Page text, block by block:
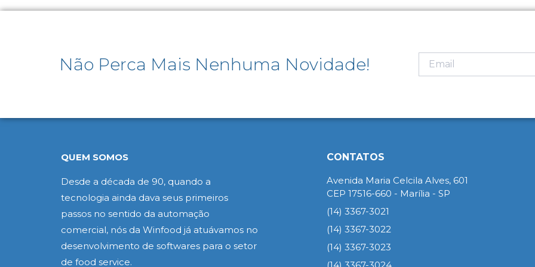
Não Perca Mais Nenhuma Novidade!
QUEM SOMOS
Desde a década de 90, quando a
tecnologia ainda dava seus primeiros
passos no sentido da automação
comercial, nós da Winfood já atuávamos no
desenvolvimento de softwares para o setor
de food service.
CONTATOS
Avenida Maria Celcila Alves, 601
CEP 17516-660 - Marília - SP
(14) 3367-3021
(14) 3367-3022
(14) 3367-3023